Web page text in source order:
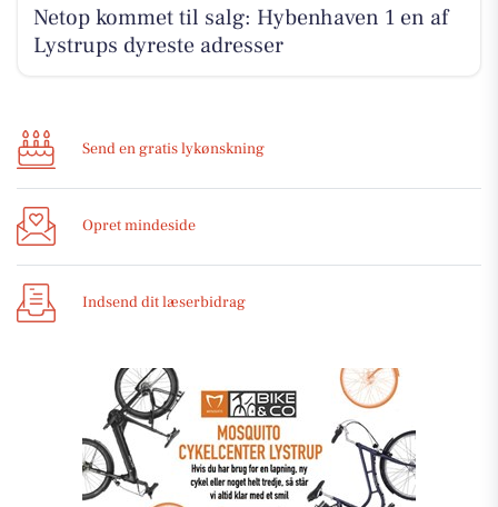
Netop kommet til salg: Hybenhaven 1 en af
Lystrups dyreste adresser
Send en gratis lykønskning
Opret mindeside
Indsend dit læserbidrag